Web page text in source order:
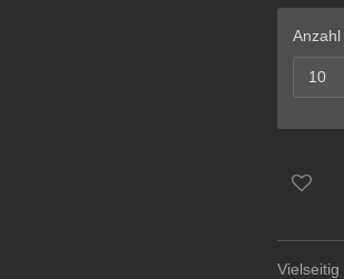
Anzahl
Vielseitig